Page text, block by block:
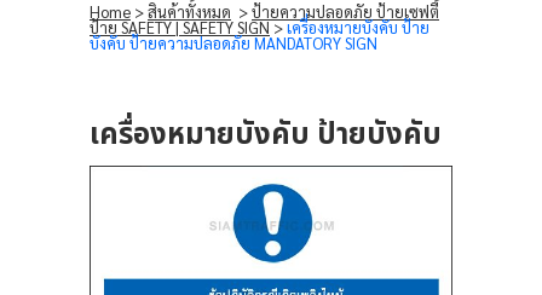
Home >สินค้าทั้งหมด >ป้ายความปลอดภัย ป้ายเซฟตี้
ป้าย SAFETY | SAFETY SIGN>เครื่องหมายบังคับ ป้าย
บังคับ ป้ายความปลอดภัย MANDATORY SIGN
เครื่องหมายบังคับ ป้ายบังคับ